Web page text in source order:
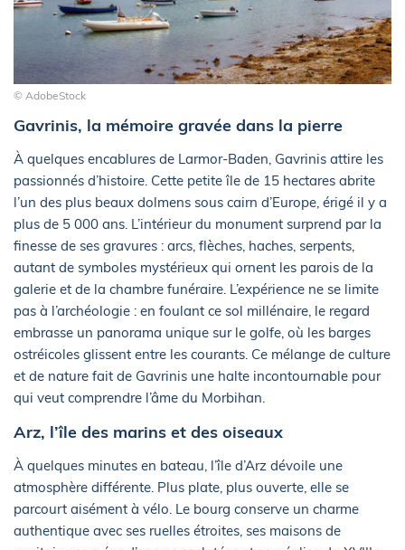
© AdobeStock
Gavrinis, la mémoire gravée dans la pierre
À quelques encablures de Larmor-Baden, Gavrinis attire les
passionnés d’histoire. Cette petite île de 15 hectares abrite
l’un des plus beaux dolmens sous cairn d’Europe, érigé il y a
plus de 5 000 ans. L’intérieur du monument surprend par la
finesse de ses gravures : arcs, flèches, haches, serpents,
autant de symboles mystérieux qui ornent les parois de la
galerie et de la chambre funéraire. L’expérience ne se limite
pas à l’archéologie : en foulant ce sol millénaire, le regard
embrasse un panorama unique sur le golfe, où les barges
ostréicoles glissent entre les courants. Ce mélange de culture
et de nature fait de Gavrinis une halte incontournable pour
qui veut comprendre l’âme du Morbihan.
Arz, l’île des marins et des oiseaux
À quelques minutes en bateau, l’île d’Arz dévoile une
atmosphère différente. Plus plate, plus ouverte, elle se
parcourt aisément à vélo. Le bourg conserve un charme
authentique avec ses ruelles étroites, ses maisons de